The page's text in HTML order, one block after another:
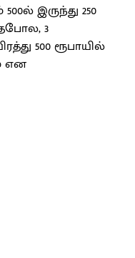
இருந்து 250
3
500 ரூபாயில்
என